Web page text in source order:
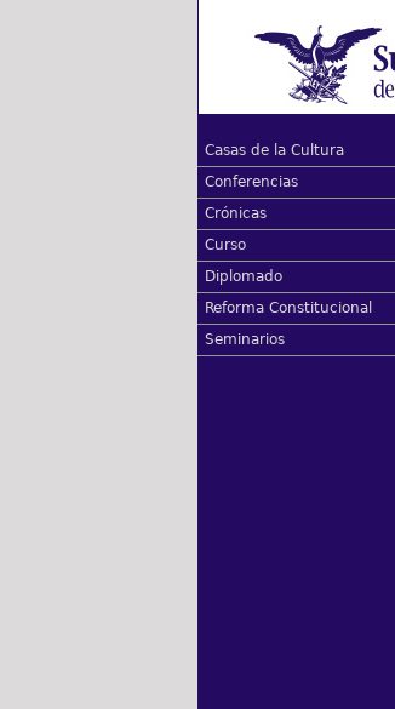
Casas de la Cultura
Conferencias
Crónicas
Curso
Diplomado
Reforma Constitucional
Seminarios